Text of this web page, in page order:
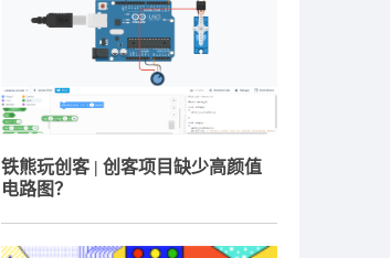
铁熊玩创客 | 创客项目缺少高颜值
电路图？